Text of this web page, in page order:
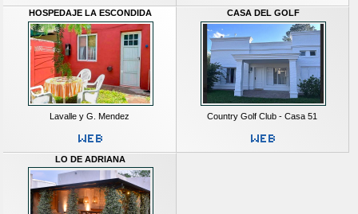
HOSPEDAJE LA ESCONDIDA
Lavalle y G. Mendez
CASA DEL GOLF
Country Golf Club - Casa 51
LO DE ADRIANA